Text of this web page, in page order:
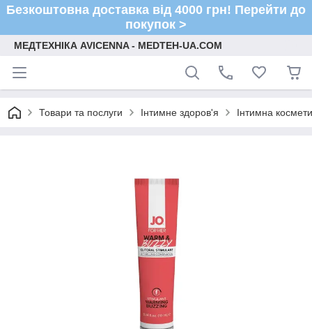
Безкоштовна доставка від 4000 грн! Перейти до
покупок >
МЕДТЕХНІКА AVICENNA - MEDTEH-UA.COM
Товари та послуги Інтимне здоров'я Інтимна